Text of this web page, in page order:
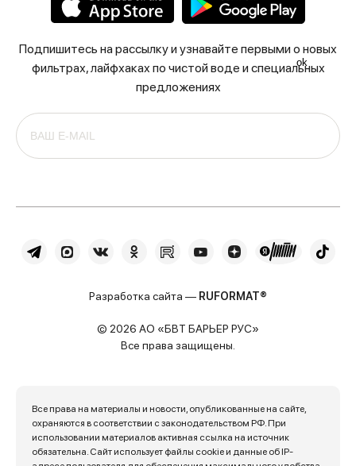
Подпишитесь на рассылку и узнавайте первыми о новых
фильтрах, лайфхаках по чистой воде и специальных
предложениях
ok
Разработка сайта — RUFORMAT®
© 2026 АО «БВТ БАРЬЕР РУС»
Все права защищены.
Все права на материалы и новости, опубликованные на сайте,
охраняются в соответствии с законодательством РФ. При
использовании материалов активная ссылка на источник
обязательна. Сайт использует файлы cookie и данные об IP-